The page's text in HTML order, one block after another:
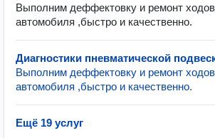
Выполним деффектовку и ремонт
автомобиля ,быстро и качественно.
Диагностики пневматической
Выполним деффектовку и ремонт
автомобиля ,быстро и качественно.
Ещё 19 услуг